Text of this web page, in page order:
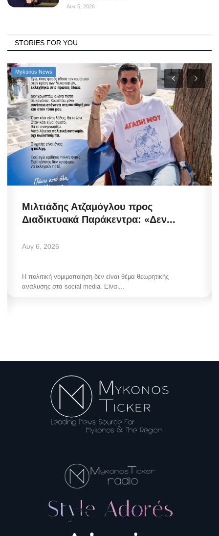
Αυγ 5, 2026
STORIES FOR YOU
Mykonos News
Μιλτιάδης Ατζαμόγλου προς
Διαδικτυακά Παράκεντρα: «Δεν...
Αυγ 6, 2026
Η πολιτική νομιμοποίηση δεν είναι θέμα θεωρητικής
ανάλυσης στα social media. Είναι...